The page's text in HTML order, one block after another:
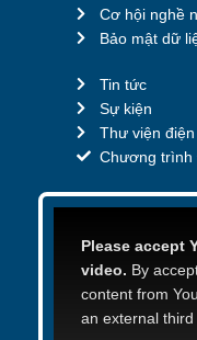
Cơ hội nghề
Bảo mật dữ
Tin tức
Sự kiện
Thư viện
Chương
Please accept
video. By
content from
an external third